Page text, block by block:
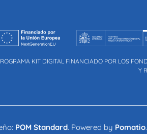
KIT DIGITAL FINANCIADO POR LOS
Y
POM Standard. Powered by Pomatio.